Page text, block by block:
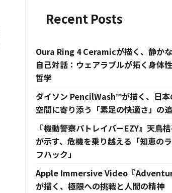
Recent Posts
Oura Ring 4 Ceramicが描く、静か
自己対話：ウェアラブルが拓く身体
哲学
ダイソン PencilWash™が描く、日本
空間に寄り添う「素足の快適さ」の
『機動警察パトレイバーEZY』天鳥
が示す、危機を乗り越える「知恵の
フハック」
Apple Immersive Video『
が描く、極限への挑戦と人間の精神